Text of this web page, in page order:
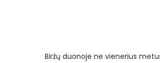
Biržų duonoje ne vienerius